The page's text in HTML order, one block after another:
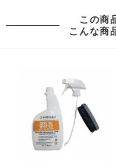
この商
こんな商